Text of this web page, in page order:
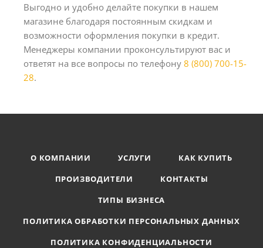
Выгодно и удобно делайте покупки в нашем
магазине благодаря постоянным скидкам и
возможности оформления покупки в кредит.
Менеджеры компании проконсультируют вас и
ответят на все вопросы по телефону 8 (800) 700-15-
28.
О КОМПАНИИ УСЛУГИ
КАК КУПИТЬ
ПРОИЗВОДИТЕЛИ
КОНТАКТЫ
ТИПЫ БИЗНЕСА
ПОЛИТИКА ОБРАБОТКИ ПЕРСОНАЛЬНЫХ ДАННЫХ
ПОЛИТИКА КОНФИДЕНЦИАЛЬНОСТИ